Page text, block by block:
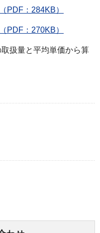
PDF：284KB）
PDF：270KB）
扱量と平均単価から算